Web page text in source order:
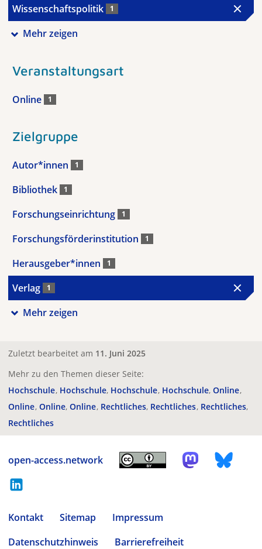
Wissenschaftspolitik 1
Mehr zeigen
Veranstaltungsart
Online 1
Zielgruppe
Autor*innen 1
Bibliothek 1
Forschungseinrichtung 1
Forschungsförderinstitution 1
Herausgeber*innen 1
Verlag 1
Mehr zeigen
Zuletzt bearbeitet am 11. Juni 2025
Mehr zu den Themen dieser Seite:
Hochschule Hochschule Hochschule Hochschule Online
Online Online Online Rechtliches Rechtliches Rechtliches
Rechtliches
open-access.network
Kontakt Sitemap
Impressum
Datenschutzhinweis
Barrierefreiheit